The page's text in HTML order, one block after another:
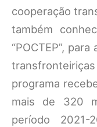
cooperação
também
“POCTEP”,
programa
mais de 320
período 2021-